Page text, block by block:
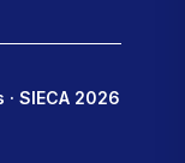
SIECA 2026